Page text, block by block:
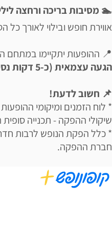
🏊 מסיבות בריכה ורחצה
אווירת חופש ובילוי לאורך כל
📍 ההופעות יתקיימו במתחם
הגעה עצמאית (כ-5 דקות נסיעה מהמלון)
📌 חשוב לדעת!
* לוח הזמנים ומיקומי
שיקולי ההפקה - תכנייה
* כלל הפקת הנופש לרבות
חברת ההפקה.